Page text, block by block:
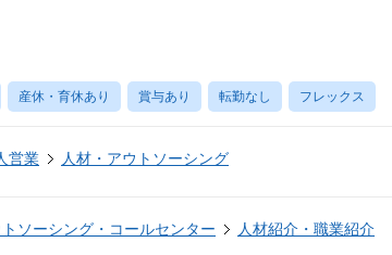
産休・育休あり 賞与あり 転勤なし フレックス
営業 人材・アウトソーシング
トソーシング・コールセンター 人材紹介・職業紹介